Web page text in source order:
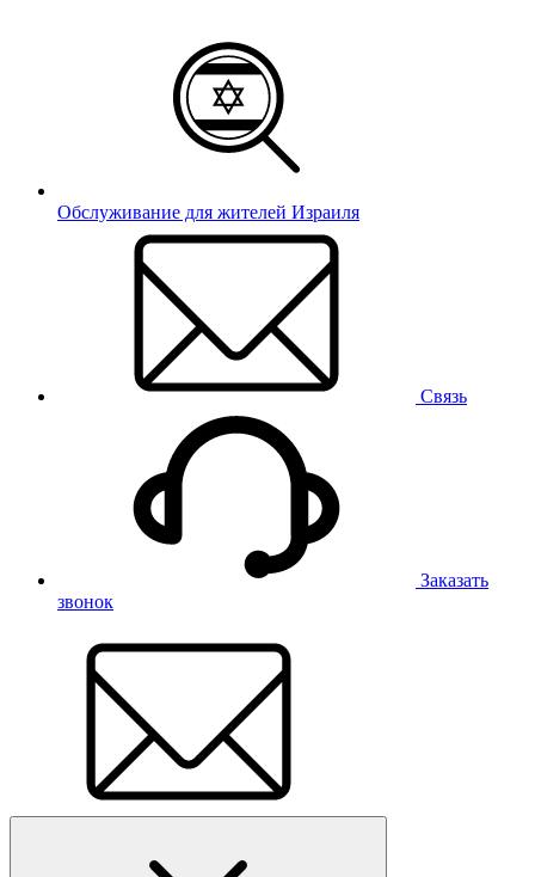
Обслуживание для жителей Израиля
Связь
Заказать
звонок